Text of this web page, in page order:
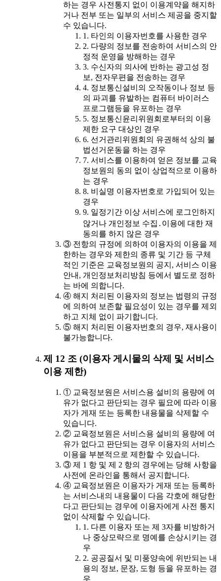
하는 경우 사전통지 없이 이용계약을 해지하
거나 전부 또는 일부의 서비스 제공을 중지할
수 있습니다.
1. 타인의 이용자번호를 사용한 경우
2. 다량의 정보를 전송하여 서비스의 안
정적 운영을 방해하는 경우
3. 수신자의 의사에 반하는 광고성 정
보, 전자우편을 전송하는 경우
4. 정보통신설비의 오작동이나 정보 등
의 파괴를 유발하는 컴퓨터 바이러스
프로그램등을 유포하는 경우
5. 정보통신윤리위원회로부터의 이용
제한 요구 대상인 경우
6. 선거관리위원회의 유권해석 상의 불
법선거운동을 하는 경우
7. 서비스를 이용하여 얻은 정보를 교육
정보원의 동의 없이 상업적으로 이용하
는 경우
8. 비실명 이용자번호로 가입되어 있는
경우
9. 일정기간 이상 서비스에 로그인하지
않거나 개인정보 수집․이용에 대한 재
동의를 하지 않은 경우
③ 전항의 규정에 의하여 이용자의 이용을 제
한하는 경우와 제한의 종류 및 기간 등 구체
적인 기준은 교육정보원의 공지, 서비스 이용
안내, 개인정보처리방침 등에서 별도로 정하
는 바에 의합니다.
④ 해지 처리된 이용자의 정보는 법령의 규정
에 의하여 보존할 필요성이 있는 경우를 제외
하고 지체 없이 파기합니다.
⑤ 해지 처리된 이용자번호의 경우, 재사용이
불가능합니다.
제 12 조 (이용자 게시물의 삭제 및 서비스
이용 제한)
① 교육정보원은 서비스용 설비의 용량에 여
유가 없다고 판단되는 경우 필요에 따라 이용
자가 게재 또는 등록한 내용물을 삭제할 수
있습니다.
② 교육정보원은 서비스용 설비의 용량에 여
유가 없다고 판단되는 경우 이용자의 서비스
이용을 부분적으로 제한할 수 있습니다.
③ 제 1 항 및 제 2 항의 경우에는 당해 사항을
사전에 온라인을 통해서 공지합니다.
④ 교육정보원은 이용자가 게재 또는 등록하
는 서비스내의 내용물이 다음 각호에 해당한
다고 판단되는 경우에 이용자에게 사전 통지
없이 삭제할 수 있습니다.
1. 다른 이용자 또는 제 3자를 비방하거
나 중상모략으로 명예를 손상시키는 경
우
2. 공공질서 및 미풍양속에 위반되는 내
용의 정보, 문장, 도형 등을 유포하는 경
우